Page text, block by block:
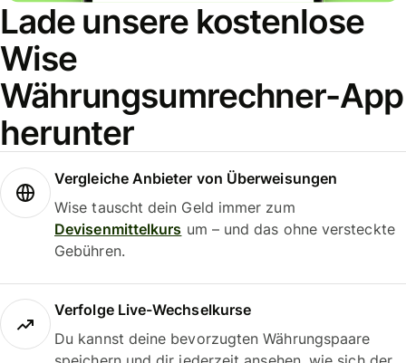
Lade unsere kostenlose
Wise
Währungsumrechner-App
herunter
Vergleiche Anbieter von Überweisungen
Wise tauscht dein Geld immer zum
Devisenmittelkurs um – und das ohne versteckte
Gebühren.
Verfolge Live-Wechselkurse
Du kannst deine bevorzugten Währungspaare